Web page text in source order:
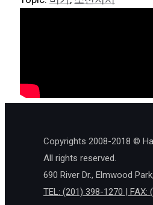
Copyrights 2008-2018 ©
All rights reserved.
690 River Dr., Elmwood
TEL: (201) 398-1270 | FAX: